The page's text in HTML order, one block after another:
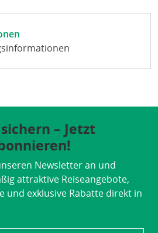
– Jetzt
Newsletter an und
attraktive Reiseangebote,
und exklusive Rabatte direkt in